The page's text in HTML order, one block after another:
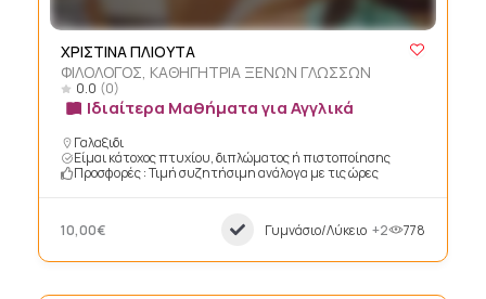
XΡΙΣΤΙΝΑ ΠΛΙΟΥΤΑ
ΦΙΛΟΛΟΓΟΣ, ΚΑΘΗΓΗΤΡΙΑ ΞΕΝΩΝ ΓΛΩΣΣΩΝ
0.0 (0)
Ιδιαίτερα Μαθήματα για Αγγλικά
Γαλαξιδι
Είμαι κάτοχος πτυχίου, διπλώματος ή πιστοποίησης
Προσφορές : Τιμή συζητήσιμη ανάλογα με τις ώρες
10,00€ Γυμνάσιο/Λύκειο +2 778